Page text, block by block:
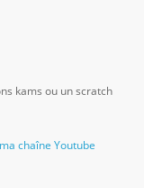
kams ou un scratch
ma chaîne Youtube